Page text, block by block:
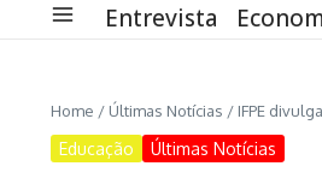
Entrevista
Home / Últimas Notícias / IFPE
Educação Últimas Notícias